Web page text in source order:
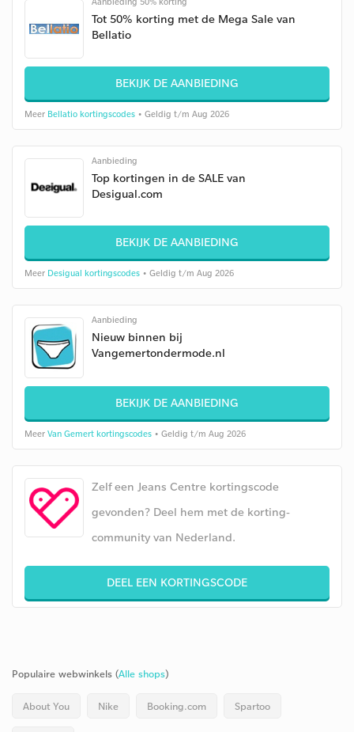
Tot 50% korting met de Mega Sale van
Bellatio
BEKIJK DE AANBIEDING
Meer Bellatio kortingscodes • Geldig t/m Aug 2026
Aanbieding
Top kortingen in de SALE van
Desigual.com
BEKIJK DE AANBIEDING
Meer Desigual kortingscodes • Geldig t/m Aug 2026
Aanbieding
Nieuw binnen bij
Vangemertondermode.nl
BEKIJK DE AANBIEDING
Meer Van Gemert kortingscodes • Geldig t/m Aug 2026
Zelf een Jeans Centre kortingscode
gevonden? Deel hem met de korting-
community van Nederland.
DEEL EEN KORTINGSCODE
Populaire webwinkels (Alle shops)
About You Nike Booking.com Spartoo